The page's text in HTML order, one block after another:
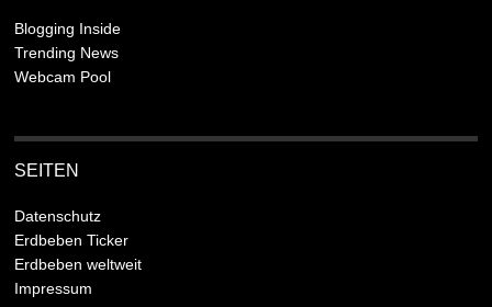
Blogging Inside
Trending News
Webcam Pool
SEITEN
Datenschutz
Erdbeben Ticker
Erdbeben weltweit
Impressum